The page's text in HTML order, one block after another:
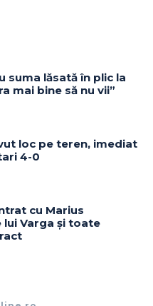
suma lăsată în plic la
mai bine să nu vii”
loc pe teren, imediat
4-0
cu Marius
lui Varga și toate